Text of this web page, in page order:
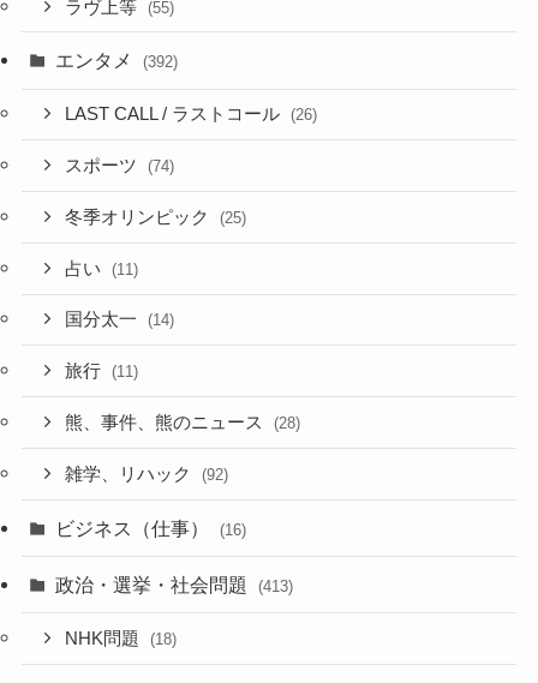
ラヴ上等 (55)
エンタメ (392)
LAST CALL / ラストコール (26)
スポーツ (74)
冬季オリンピック (25)
占い (11)
国分太一 (14)
旅行 (11)
熊、事件、熊のニュース (28)
雑学、リハック (92)
ビジネス（仕事） (16)
政治・選挙・社会問題 (413)
NHK問題 (18)